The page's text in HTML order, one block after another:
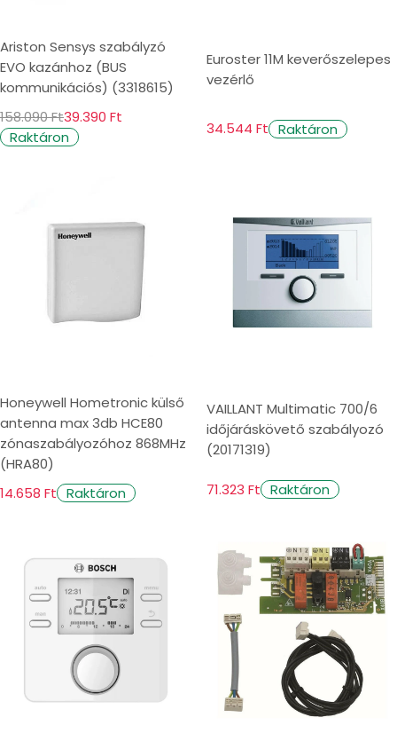
Ariston Sensys szabályzó
EVO kazánhoz (BUS
kommunikációs) (3318615)
158.090 Ft39.390 Ft
Raktáron
Euroster 11M keverőszelepes
vezérlő
34.544 Ft Raktáron
Honeywell Hometronic külső
antenna max 3db HCE80
zónaszabályozóhoz 868MHz
(HRA80)
14.658 Ft Raktáron
VAILLANT Multimatic 700/6
időjáráskövető szabályozó
(20171319)
71.323 Ft Raktáron